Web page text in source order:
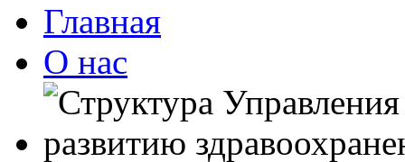
Главная
О нас